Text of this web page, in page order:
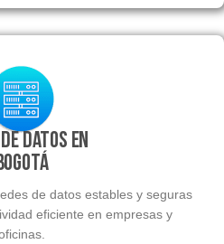
Datos en
de datos estables y seguras
eficiente en empresas y